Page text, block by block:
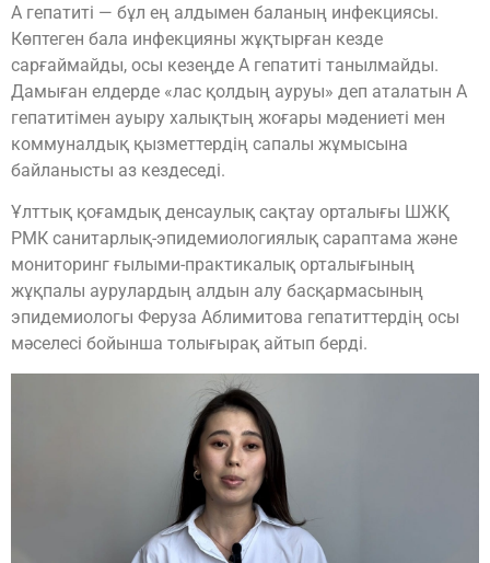
А гепатиті — бұл ең алдымен баланың инфекциясы.
Көптеген бала инфекцияны жұқтырған кезде
сарғаймайды, осы кезеңде А гепатиті танылмайды.
Дамыған елдерде «лас қолдың ауруы» деп аталатын А
гепатитімен ауыру халықтың жоғары мәдениеті мен
коммуналдық қызметтердің сапалы жұмысына
байланысты аз кездеседі.
Ұлттық қоғамдық денсаулық сақтау орталығы ШЖҚ
РМК санитарлық-эпидемиологиялық сараптама және
мониторинг ғылыми-практикалық орталығының
жұқпалы аурулардың алдын алу басқармасының
эпидемиологы Феруза Аблимитова гепатиттердің осы
мәселесі бойынша толығырақ айтып берді.